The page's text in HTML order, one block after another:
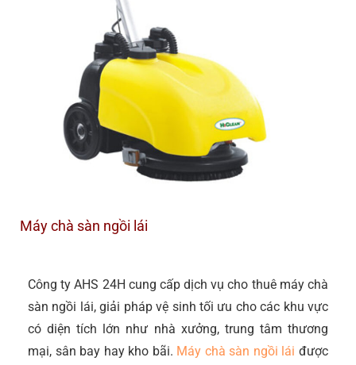
Máy chà sàn ngồi lái
Công ty AHS 24H cung cấp dịch vụ cho thuê máy chà
sàn ngồi lái, giải pháp vệ sinh tối ưu cho các khu vực
có diện tích lớn như nhà xưởng, trung tâm thương
mại, sân bay hay kho bãi. Máy chà sàn ngồi lái được